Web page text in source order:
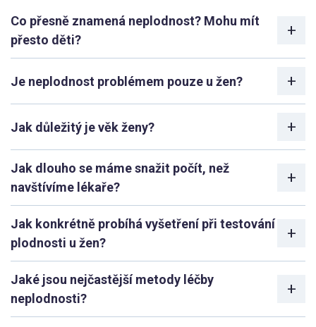
Co přesně znamená neplodnost? Mohu mít
přesto děti?
Je neplodnost problémem pouze u žen?
Jak důležitý je věk ženy?
Jak dlouho se máme snažit počít, než
navštívíme lékaře?
Jak konkrétně probíhá vyšetření při testování
plodnosti u žen?
Jaké jsou nejčastější metody léčby
neplodnosti?